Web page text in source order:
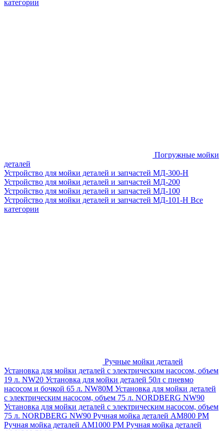
категории
Погружные мойки
деталей
Устройство для мойки деталей и запчастей МД-300-H
Устройство для мойки деталей и запчастей МД-200
Устройство для мойки деталей и запчастей МД-100
Устройство для мойки деталей и запчастей МД-101-Н Все
категории
Ручные мойки деталей
Установка для мойки деталей с электрическим насосом, объем
19 л. NW20 Установка для мойки деталей 50л с пневмо
насосом и бочкой 65 л. NW80M Установка для мойки деталей
с электрическим насосом, объем 75 л. NORDBERG NW90
Установка для мойки деталей с электрическим насосом, объем
75 л. NORDBERG NW90 Ручная мойка деталей АМ800 РМ
Ручная мойка деталей АМ1000 РМ Ручная мойка деталей